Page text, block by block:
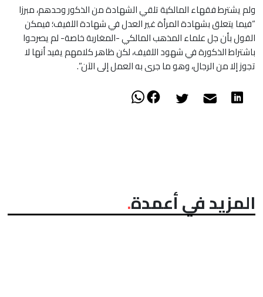
ولم يشترط فقهاء المالكية تلقي الشهادة من الذكور وحدهم، مبرزا
“فيما يتعلق بشهادة المرأة غير العدل في شهادة اللفيف؛ فيمكن
القول بأن جل علماء المذهب المالكي -المغاربة خاصة- لم يصرحوا
باشتراط الذكورة في شهود اللفيف، لكن ظاهر كلامهم يفيد أنها لا
تجوز إلا من الرجال، وهو ما جرى به العمل إلى الآن”.
المزيد في أعمدة